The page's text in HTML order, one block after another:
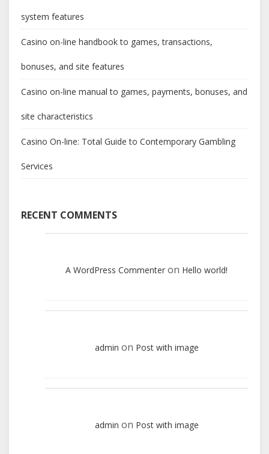
system features
Casino on-line handbook to games, transactions,
bonuses, and site features
Casino on-line manual to games, payments, bonuses, and
site characteristics
Casino On-line: Total Guide to Contemporary Gambling
Services
RECENT COMMENTS
A WordPress Commenter on Hello world!
admin on Post with image
admin on Post with image